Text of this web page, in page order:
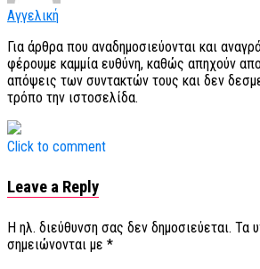
Αγγελική
Για άρθρα που αναδημοσιεύονται και
φέρουμε καμμία ευθύνη, καθώς απηχούν
απόψεις των συντακτών τους και δεν
τρόπο την ιστοσελίδα.
Click to comment
Leave a Reply
Η ηλ. διεύθυνση σας δεν δημοσιεύεται. Τα
σημειώνονται με *